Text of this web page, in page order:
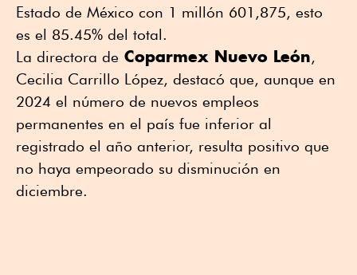
Estado de México con 1 millón 601,875, esto
es el 85.45% del total.
La directora de Coparmex Nuevo León,
Cecilia Carrillo López, destacó que, aunque en
2024 el número de nuevos empleos
permanentes en el país fue inferior al
registrado el año anterior, resulta positivo que
no haya empeorado su disminución en
diciembre.